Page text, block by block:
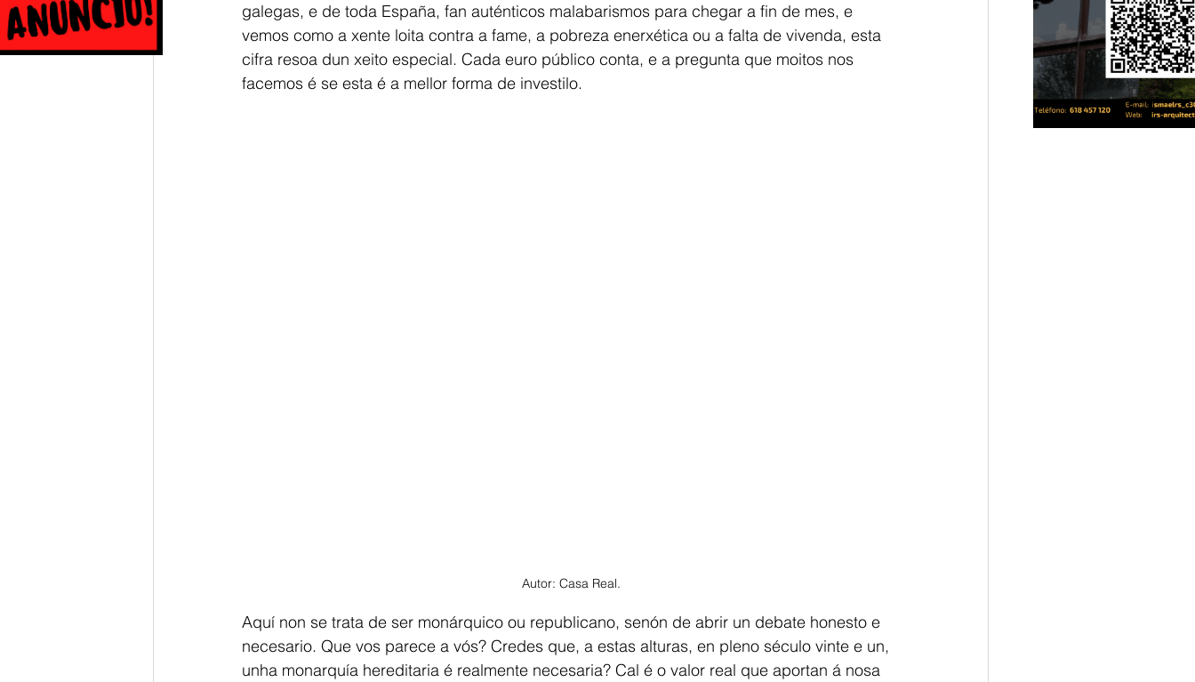
galegas, e de toda España, fan auténticos malabarismos para chegar a fin de mes, e
vemos como a xente loita contra a fame, a pobreza enerxética ou a falta de vivenda, esta
cifra resoa dun xeito especial. Cada euro público conta, e a pregunta que moitos nos
facemos é se esta é a mellor forma de investilo.
Autor: Casa Real.
Aquí non se trata de ser monárquico ou republicano, senón de abrir un debate honesto e
necesario. Que vos parece a vós? Credes que, a estas alturas, en pleno século vinte e un,
unha monarquía hereditaria é realmente necesaria? Cal é o valor real que aportan á nosa